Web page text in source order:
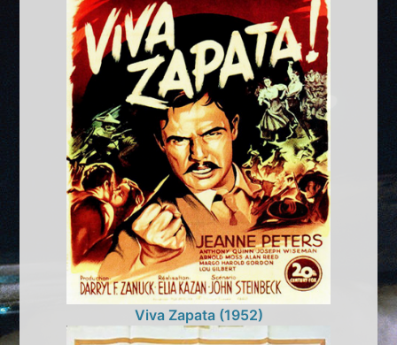
Viva Zapata (1952)